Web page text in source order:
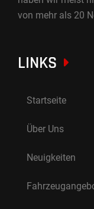
von mehr als 20
LINKS
Startseite
Über Uns
Neuigkeiten